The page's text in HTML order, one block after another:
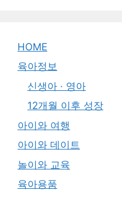
HOME
육아정보
신생아 · 영아
12개월 이후 성장
아이와 여행
아이와 데이트
놀이와 교육
육아용품